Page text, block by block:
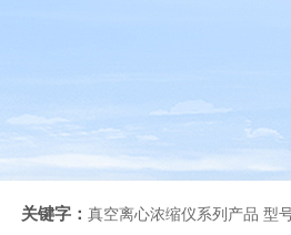
关键字：真空离心浓缩仪系列产品 型